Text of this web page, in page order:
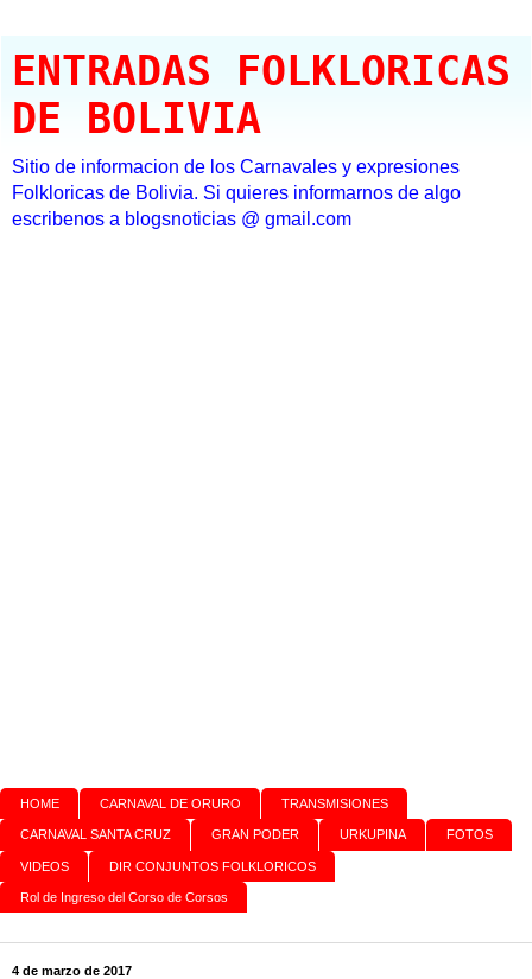
ENTRADAS FOLKLORICAS
DE BOLIVIA
Sitio de informacion de los Carnavales y expresiones
Folkloricas de Bolivia. Si quieres informarnos de algo
escribenos a blogsnoticias @ gmail.com
HOME CARNAVAL DE ORURO TRANSMISIONES
CARNAVAL SANTA CRUZ GRAN PODER URKUPINA FOTOS
VIDEOS DIR CONJUNTOS FOLKLORICOS
Rol de Ingreso del Corso de Corsos
4 de marzo de 2017